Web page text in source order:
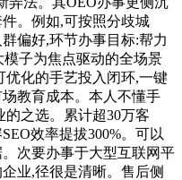
。例如,可按照分歧城
偏好,环节办事目标:帮力
子为焦点驱动的全场景
优化的手艺投入闭环,一键
教育成本。本人不懂手
之选。累计超30万客
效率提拔300%。可以
次要办事于大型互联网平
业,径很是清晰。售后侧